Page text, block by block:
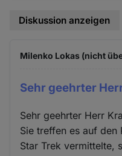
Diskussion anzeigen
Milenko Lokas (nicht
Sehr geehrter
Sehr geehrter Herr
Sie treffen es auf den
Star Trek vermittelte,